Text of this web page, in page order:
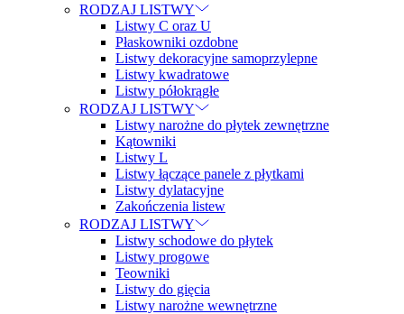
RODZAJ LISTWY
Listwy C oraz U
Płaskowniki ozdobne
Listwy dekoracyjne samoprzylepne
Listwy kwadratowe
Listwy półokrągłe
RODZAJ LISTWY
Listwy narożne do płytek zewnętrzne
Kątowniki
Listwy L
Listwy łączące panele z płytkami
Listwy dylatacyjne
Zakończenia listew
RODZAJ LISTWY
Listwy schodowe do płytek
Listwy progowe
Teowniki
Listwy do gięcia
Listwy narożne wewnętrzne